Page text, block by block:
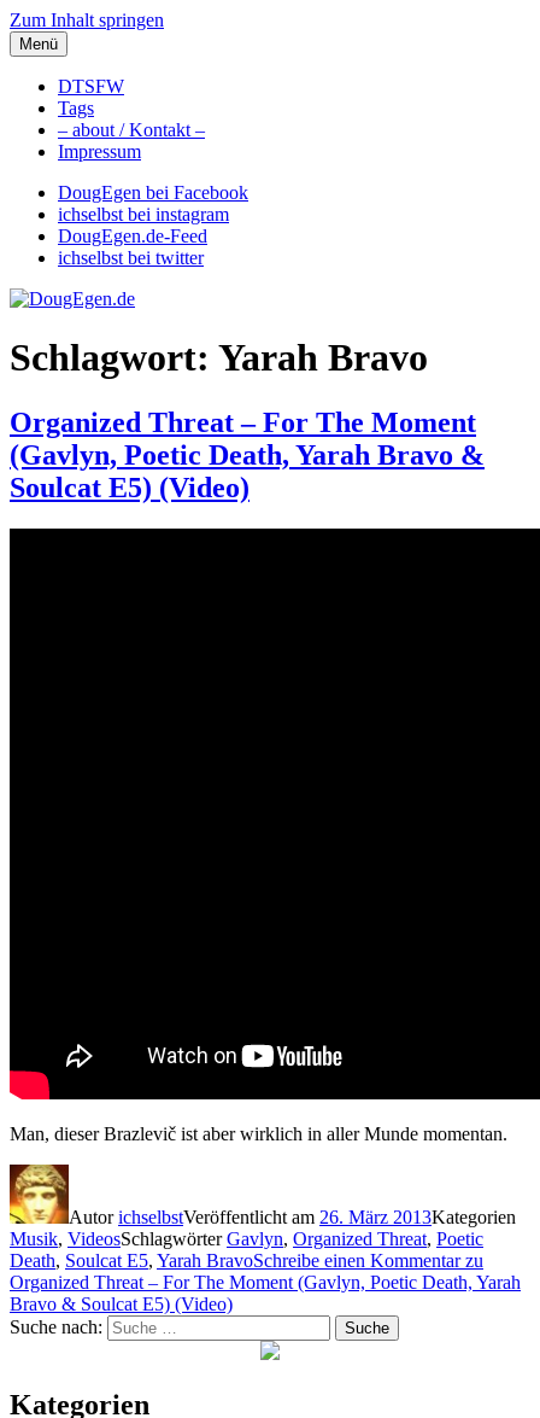
Zum Inhalt springen
DougEgen.de
Musik, Gedanken und Informationen / Ich bin Doug Egen!
Menü
DTSFW
Tags
– about / Kontakt –
Impressum
DougEgen bei Facebook
ichselbst bei instagram
DougEgen.de-Feed
ichselbst bei twitter
Schlagwort: Yarah Bravo
Organized Threat – For The Moment
(Gavlyn, Poetic Death, Yarah Bravo &
Soulcat E5) (Video)
Man, dieser Brazlevič ist aber wirklich in aller Munde momentan.
AutorichselbstVeröffentlicht am 26. März 2013Kategorien
Musik, VideosSchlagwörterGavlyn, Organized Threat, Poetic
Death, Soulcat E5, Yarah BravoSchreibe einen Kommentarzu
Organized Threat – For The Moment (Gavlyn, Poetic Death, Yarah
Bravo & Soulcat E5) (Video)
Suche nach:
Suche
Kategorien